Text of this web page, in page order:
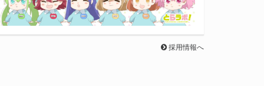
採用情報へ